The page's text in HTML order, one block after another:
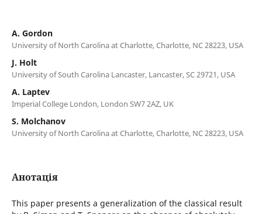
A. Gordon
University of North Carolina at Charlotte, Charlotte, NC 28223, USA
J. Holt
University of South Carolina Lancaster, Lancaster, SC 29721, USA
A. Laptev
Imperial College London, London SW7 2AZ, UK
S. Molchanov
University of North Carolina at Charlotte, Charlotte, NC 28223, USA
Анотація
This paper presents a generalization of the classical result